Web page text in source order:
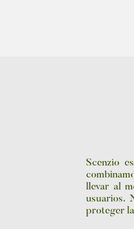
Scenzio
llevar al
usuarios.
proteger